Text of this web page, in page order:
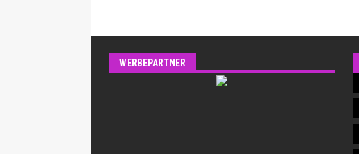
WERBEPARTNER